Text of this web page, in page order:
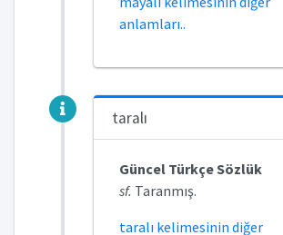
anlamları..
taralı
Güncel Türkçe Sözlük
sf. Taranmış.
taralı kelimesinin diğer